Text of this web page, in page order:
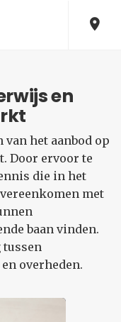
en
van het aanbod op
Door ervoor te
die in het
met
baan vinden.
tussen
overheden.